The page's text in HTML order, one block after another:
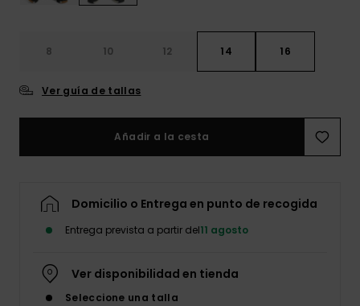
8 10 12 14 16
Ver guía de tallas
Añadir a la cesta
Domicilio o Entrega en punto de recogida
Entrega prevista a partir del11 agosto
Ver disponibilidad en tienda
Seleccione una talla